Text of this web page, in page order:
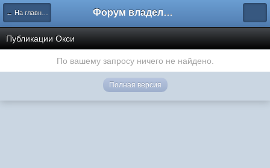
← На главную Форум владельцев интернет-магазинов
Публикации Окси
По вашему запросу ничего не найдено.
Полная версия